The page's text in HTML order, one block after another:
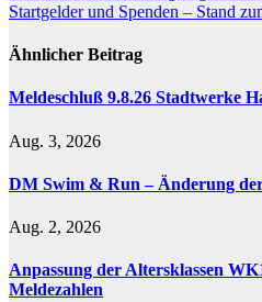
Startgelder und Spenden – Stand
Ähnlicher Beitrag
Meldeschluß 9.8.26 Stadtwerke
Aug. 3, 2026
DM Swim & Run – Änderung
Aug. 2, 2026
Anpassung der Altersklassen
Meldezahlen